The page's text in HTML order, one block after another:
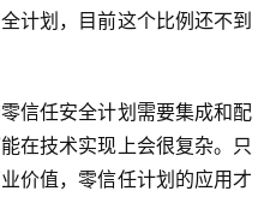
计划，目前这个比例还不到
信任安全计划需要集成和配
在技术实现上会很复杂。只
价值，零信任计划的应用才